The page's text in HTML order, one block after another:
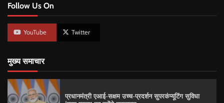
Follow Us On
YouTube Twitter
मुख्य समाचार
प्रधानमंत्री एआई-सक्षम उच्च-प्रदर्शन सुपरकंप्यूटिंग सुविधा